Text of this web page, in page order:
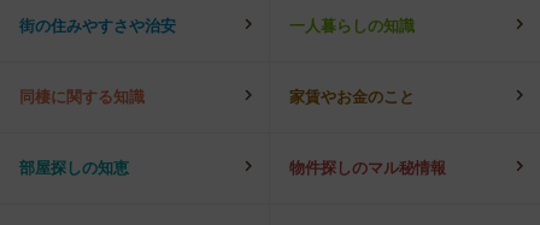
街の住みやすさや治安 一人暮らしの知識
同棲に関する知識 家賃やお金のこと
部屋探しの知恵 物件探しのマル秘情報